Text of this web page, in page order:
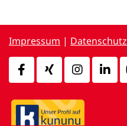
Impressum | Datenschutz